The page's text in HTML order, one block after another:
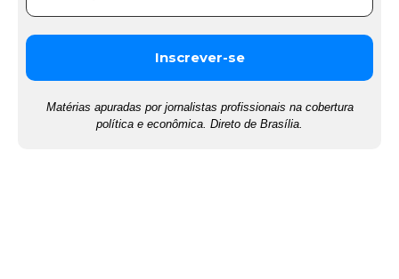
Matérias apuradas por jornalistas profissionais na cobertura
política e econômica. Direto de Brasília.